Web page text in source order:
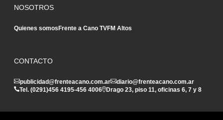
NOSOTROS
Quienes somosFrente a Cano TVFM Altos
CONTACTO
publicidad@frenteacano.com.ar
diario@frenteacano.com.ar
Tel. (0291)456 4195-456 4006 Drago 23, piso 11, oficinas 6, 7 y 8